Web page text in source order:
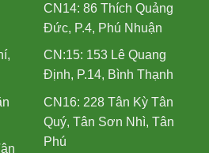
CN14: 86 Thích Quảng
Đức, P.4, Phú Nhuận
CN:15: 153 Lê Quang
Định, P.14, Bình Thạnh
CN16: 228 Tân Kỳ Tân
Quý, Tân Sơn Nhì, Tân
Phú